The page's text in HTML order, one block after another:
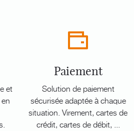
et
Paiement
Solution de paiement
sécurisée adaptée à chaque
situation. Virement, cartes de
crédit, cartes de débit, ...